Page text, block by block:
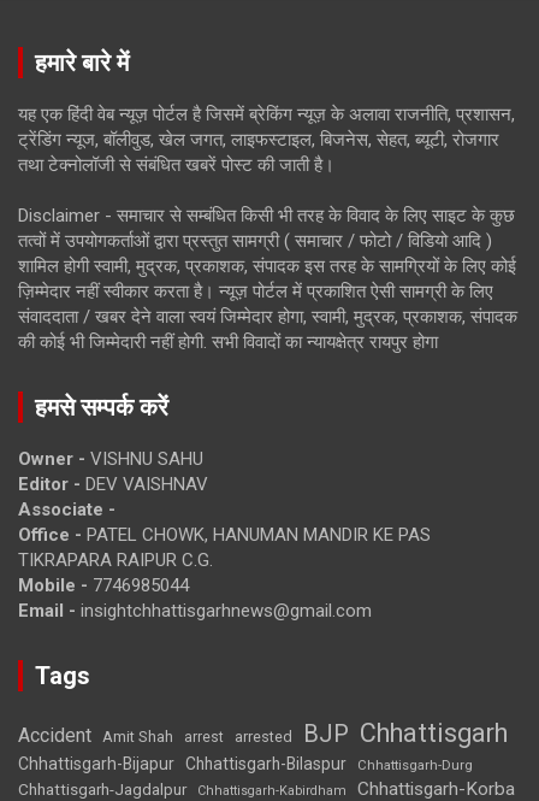
हमारे बारे में
यह एक हिंदी वेब न्यूज़ पोर्टल है जिसमें ब्रेकिंग न्यूज़ के अलावा राजनीति, प्रशासन,
ट्रेंडिंग न्यूज, बॉलीवुड, खेल जगत, लाइफस्टाइल, बिजनेस, सेहत, ब्यूटी, रोजगार
तथा टेक्नोलॉजी से संबंधित खबरें पोस्ट की जाती है।
Disclaimer - समाचार से सम्बंधित किसी भी तरह के विवाद के लिए साइट के कुछ
तत्वों में उपयोगकर्ताओं द्वारा प्रस्तुत सामग्री ( समाचार / फोटो / विडियो आदि )
शामिल होगी स्वामी, मुद्रक, प्रकाशक, संपादक इस तरह के सामग्रियों के लिए कोई
ज़िम्मेदार नहीं स्वीकार करता है। न्यूज़ पोर्टल में प्रकाशित ऐसी सामग्री के लिए
संवाददाता / खबर देने वाला स्वयं जिम्मेदार होगा, स्वामी, मुद्रक, प्रकाशक, संपादक
की कोई भी जिम्मेदारी नहीं होगी. सभी विवादों का न्यायक्षेत्र रायपुर होगा
हमसे सम्पर्क करें
Owner - VISHNU SAHU
Editor - DEV VAISHNAV
Associate -
Office - PATEL CHOWK, HANUMAN MANDIR KE PAS
TIKRAPARA RAIPUR C.G.
Mobile - 7746985044
Email - insightchhattisgarhnews@gmail.com
Tags
Accident Amit Shah arrest arrested BJP Chhattisgarh
Chhattisgarh-Bijapur Chhattisgarh-Bilaspur Chhattisgarh-Durg
Chhattisgarh-Jagdalpur Chhattisgarh-Kabirdham Chhattisgarh-Korba